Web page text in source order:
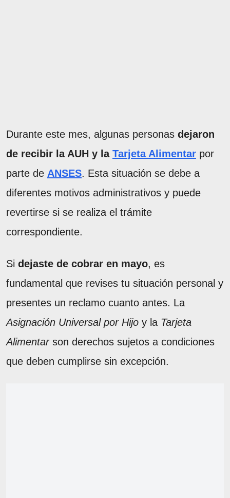
Durante este mes, algunas personas dejaron
de recibir la AUH y la Tarjeta Alimentar por
parte de ANSES. Esta situación se debe a
diferentes motivos administrativos y puede
revertirse si se realiza el trámite
correspondiente.
Si dejaste de cobrar en mayo, es
fundamental que revises tu situación personal y
presentes un reclamo cuanto antes. La
Asignación Universal por Hijo y la Tarjeta
Alimentarson derechos sujetos a condiciones
que deben cumplirse sin excepción.